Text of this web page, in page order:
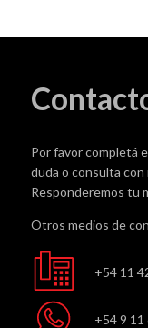
Por favor completá
duda o consulta
Responderemos tu
Otros medios de
+54 11
+54 9